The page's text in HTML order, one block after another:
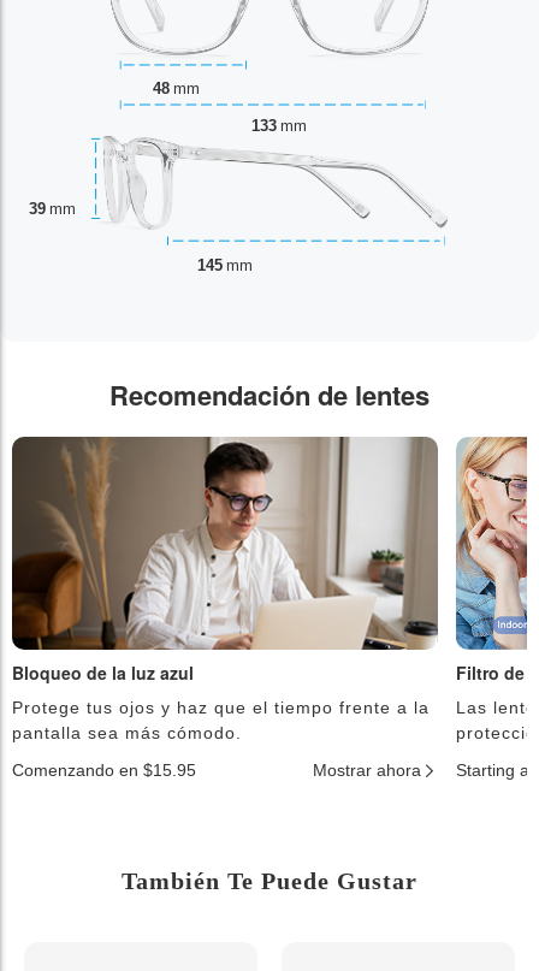
48 mm
39 mm
133 mm
145 mm
Recomendación de lentes
Bloqueo de la luz azul
Protege tus ojos y haz que el tiempo frente a la
pantalla sea más cómodo.
Comenzando en $15.95
Mostrar ahora
Filtro de
Las
Starting at
También Te Puede Gustar